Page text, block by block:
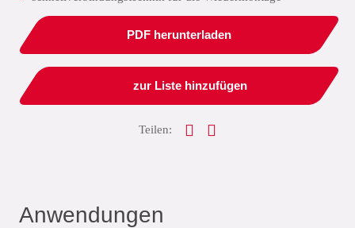
PDF herunterladen
zur Liste hinzufügen
Teilen:
Anwendungen